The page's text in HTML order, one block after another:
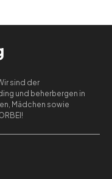
sind der
und beherbergen in
Mädchen sowie